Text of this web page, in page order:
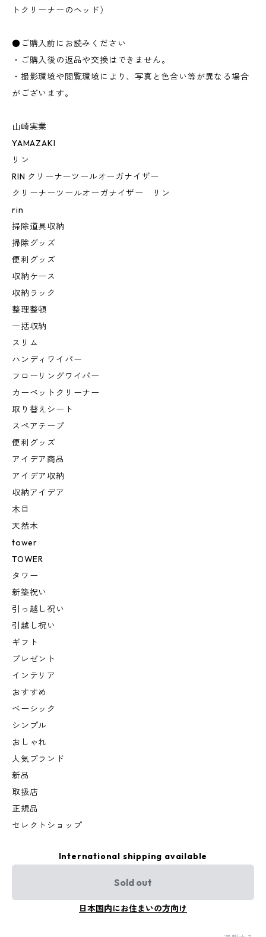
トクリーナーのヘッド）
●ご購入前にお読みください
・ご購入後の返品や交換はできません。
・撮影環境や閲覧環境により、写真と色合い等が異なる場合
がございます。
山崎実業
YAMAZAKI
リン
RIN クリーナーツールオーガナイザー
クリーナーツールオーガナイザー リン
rin
掃除道具収納
掃除グッズ
便利グッズ
収納ケース
収納ラック
整理整頓
一括収納
スリム
ハンディワイパー
フローリングワイパー
カーペットクリーナー
取り替えシート
スペアテープ
便利グッズ
アイデア商品
アイデア収納
収納アイデア
木目
天然木
tower
TOWER
タワー
新築祝い
引っ越し祝い
引越し祝い
ギフト
プレゼント
インテリア
おすすめ
ベーシック
シンプル
おしゃれ
人気ブランド
新品
取扱店
正規品
セレクトショップ
International shipping available
Sold out
日本国内にお住まいの方向け